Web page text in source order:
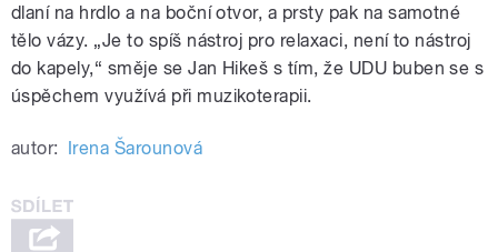
dlaní na hrdlo a na boční otvor, a prsty pak na samotné
tělo vázy. „Je to spíš nástroj pro relaxaci, není to nástroj
do kapely,“ směje se Jan Hikeš s tím, že UDU buben se s
úspěchem využívá při muzikoterapii.
autor: Irena Šarounová